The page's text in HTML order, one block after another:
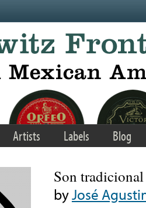
Artists Labels Blog
Son tradicional
byJosé